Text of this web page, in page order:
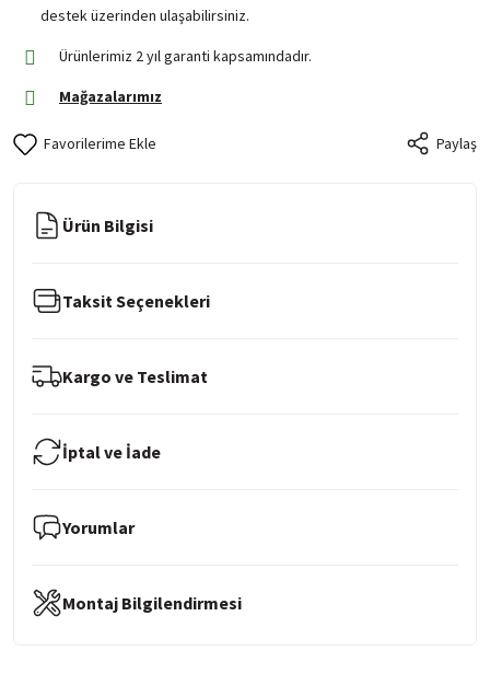
destek üzerinden ulaşabilirsiniz.
Ürünlerimiz 2 yıl garanti kapsamındadır.
Mağazalarımız
Paylaş
Ürün Bilgisi
Taksit Seçenekleri
Kargo ve Teslimat
İptal ve İade
Yorumlar
Montaj Bilgilendirmesi